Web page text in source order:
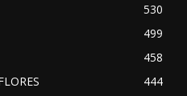
530
499
458
444